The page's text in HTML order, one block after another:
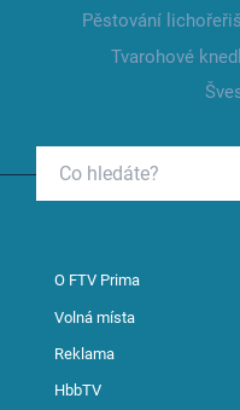
Pěstování
Tvarohové
O FTV Prima
Volná místa
Reklama
HbbTV